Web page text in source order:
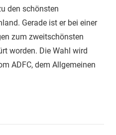
den schönsten
Gerade ist er bei einer
zum zweitschönsten
worden. Die Wahl wird
ADFC, dem Allgemeinen